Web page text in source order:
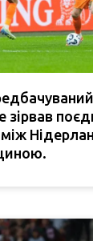
зірвав
між